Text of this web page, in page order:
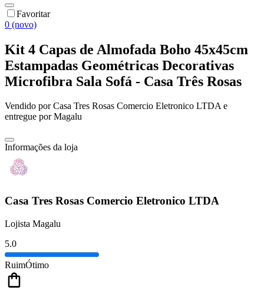
Favoritar
0 (novo)
Kit 4 Capas de Almofada Boho 45x45cm
Estampadas Geométricas Decorativas
Microfibra Sala Sofá - Casa Três Rosas
Vendido porCasa Tres Rosas Comercio Eletronico LTDAe
entregue por Magalu
Informações da loja
Casa Tres Rosas Comercio Eletronico LTDA
Lojista Magalu
5.0
RuimÓtimo